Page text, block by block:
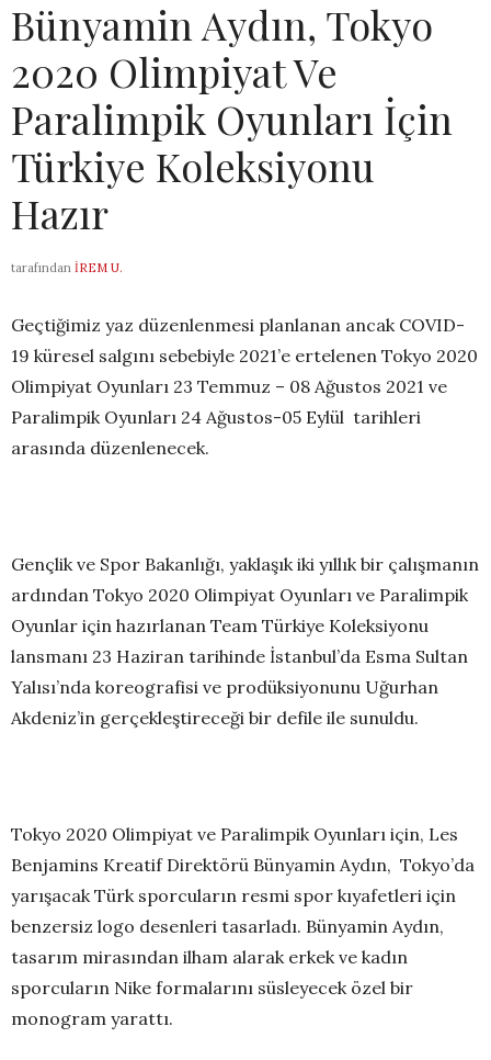
Bünyamin Aydın, Tokyo
2020 Olimpiyat Ve
Paralimpik Oyunları İçin
Türkiye Koleksiyonu
Hazır
tarafından İREM U.
Geçtiğimiz yaz düzenlenmesi planlanan ancak COVID-
19 küresel salgını sebebiyle 2021’e ertelenen Tokyo 2020
Olimpiyat Oyunları 23 Temmuz – 08 Ağustos 2021 ve
Paralimpik Oyunları 24 Ağustos-05 Eylül tarihleri
arasında düzenlenecek.
Gençlik ve Spor Bakanlığı, yaklaşık iki yıllık bir çalışmanın
ardından Tokyo 2020 Olimpiyat Oyunları ve Paralimpik
Oyunlar için hazırlanan Team Türkiye Koleksiyonu
lansmanı 23 Haziran tarihinde İstanbul’da Esma Sultan
Yalısı’nda koreografisi ve prodüksiyonunu Uğurhan
Akdeniz’in gerçekleştireceği bir defile ile sunuldu.
Tokyo 2020 Olimpiyat ve Paralimpik Oyunları için, Les
Benjamins Kreatif Direktörü Bünyamin Aydın, Tokyo’da
yarışacak Türk sporcuların resmi spor kıyafetleri için
benzersiz logo desenleri tasarladı. Bünyamin Aydın,
tasarım mirasından ilham alarak erkek ve kadın
sporcuların Nike formalarını süsleyecek özel bir
monogram yarattı.